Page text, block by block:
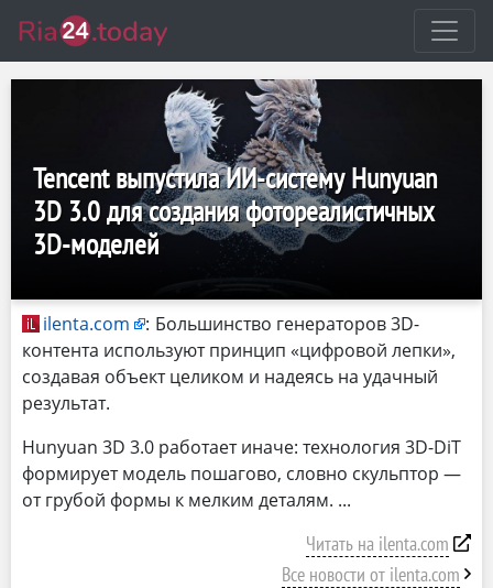
Tencent выпустила ИИ-систему Hunyuan
3D 3.0 для создания фотореалистичных
3D-моделей
ilenta.com : Большинство генераторов 3D-
контента используют принцип «цифровой лепки»,
создавая объект целиком и надеясь на удачный
результат.
Hunyuan 3D 3.0 работает иначе: технология 3D-DiT
формирует модель пошагово, словно скульптор —
от грубой формы к мелким деталям.
Читать на ilenta.com
Все новости от ilenta.com